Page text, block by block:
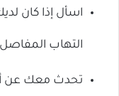
اسأل إذا كان
التهاب
تحدث معك عن